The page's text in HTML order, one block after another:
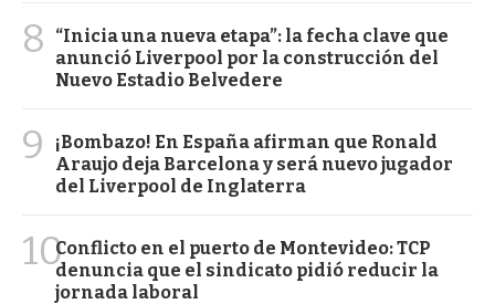
8
“Inicia una nueva etapa”: la fecha clave que
anunció Liverpool por la construcción del
Nuevo Estadio Belvedere
9
¡Bombazo! En España afirman que Ronald
Araujo deja Barcelona y será nuevo jugador
del Liverpool de Inglaterra
10Conflicto en el puerto de Montevideo: TCP
denuncia que el sindicato pidió reducir la
jornada laboral